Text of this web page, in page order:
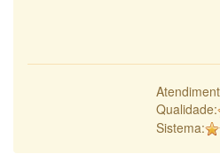
Qualidade:
Sistema: